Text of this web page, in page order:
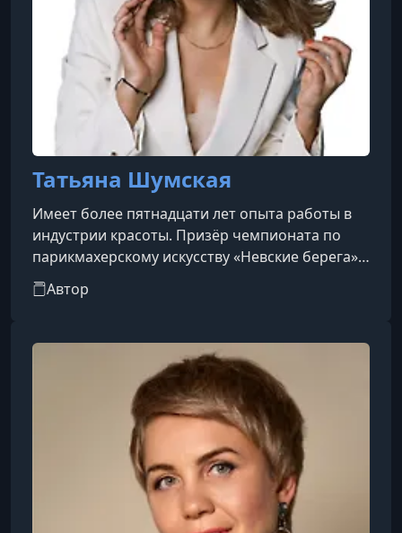
Татьяна Шумская
Имеет более пятнадцати лет опыта работы в
индустрии красоты. Призёр чемпионата по
парикмахерскому искусству «Невские берега».
Специализируется на свадебных образах,
преподаёт курсы по причёскам. Работы
Cosmopolitan и Wedding. Руководитель салона
красоты «DOM». Организатор и участник
образовательного проекта «Волосы на 360»,
посвящённого цветотипам и подбору
Автор